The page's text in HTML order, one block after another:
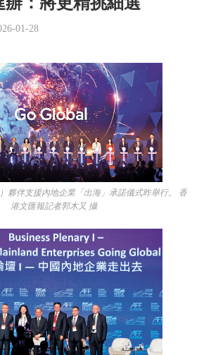
01-28
夥伴支援內地企業「出海」承諾儀式昨舉行。 香
港文匯報記者郭木又 攝